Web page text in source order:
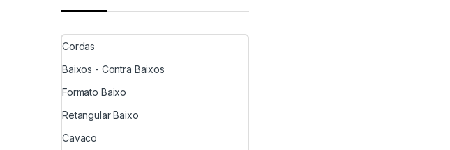
Cordas
Baixos - Contra Baixos
Formato Baixo
Retangular Baixo
Cavaco